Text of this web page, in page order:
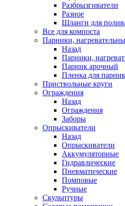
Разбрызгиватели
Разное
Шланги для
Все для компоста
Парники,
Назад
Парники,
Парник арочный
Пленка для
Приствольные круги
Ограждения
Назад
Ограждения
Заборы
Опрыскиватели
Назад
Опрыскиватели
Аккумуляторные
Гидравлические
Пневматические
Помповые
Ручные
Скульптуры